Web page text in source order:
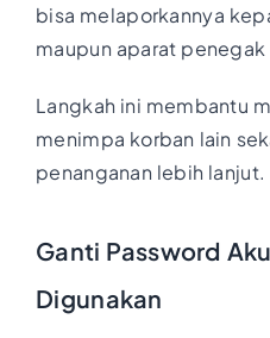
bisa melaporkannya
maupun aparat penegak
Langkah ini membantu
menimpa korban lain
penanganan lebih lanjut.
Ganti Password
Digunakan